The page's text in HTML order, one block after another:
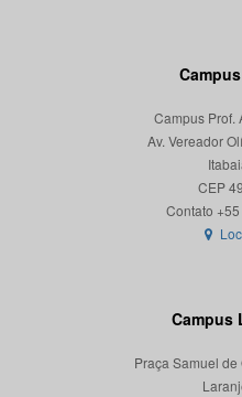
Campus Prof.
Av. Vereador
CEP
Campus
Praça Samuel